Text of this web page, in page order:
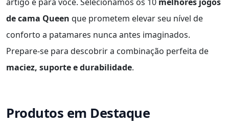
de cama Queen que prometem elevar seu nível de
conforto a patamares nunca antes imaginados.
Prepare-se para descobrir a combinação perfeita de
maciez, suporte e durabilidade.
Produtos em Destaque